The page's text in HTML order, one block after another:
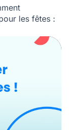
les fêtes :